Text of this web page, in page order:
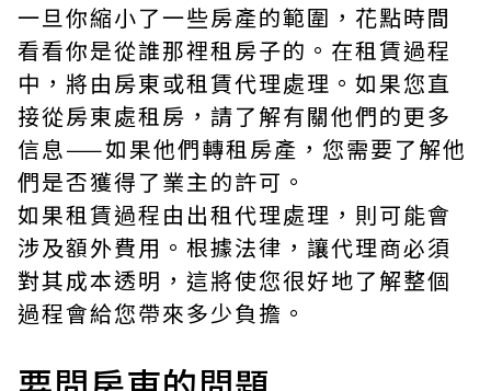
一旦你縮小了一些房產的範圍，花點時間
看看你是從誰那裡租房子的。在租賃過程
中，將由房東或租賃代理處理。如果您直
接從房東處租房，請了解有關他們的更多
信息——如果他們轉租房產，您需要了解他
們是否獲得了業主的許可。
如果租賃過程由出租代理處理，則可能會
涉及額外費用。根據法律，讓代理商必須
對其成本透明，這將使您很好地了解整個
過程會給您帶來多少負擔。